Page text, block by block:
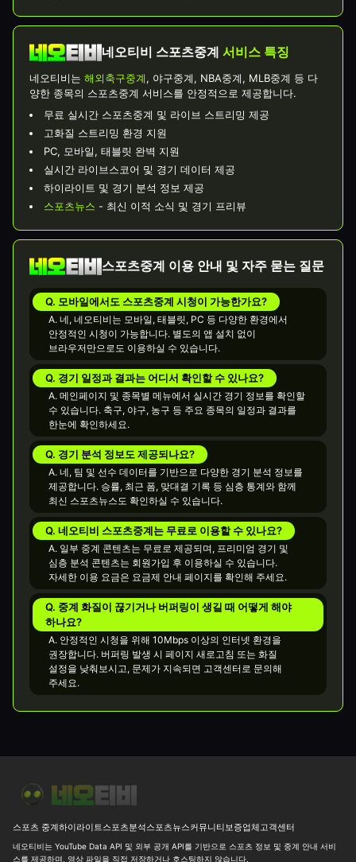
네오티비 스포츠중계 서비스 특징
네오티비는 해외축구중계, 야구중계, NBA중계, MLB중계 등 다
양한 종목의 스포츠중계 서비스를 안정적으로 제공합니다.
무료 실시간 스포츠중계 및 라이브 스트리밍 제공
고화질 스트리밍 환경 지원
PC, 모바일, 태블릿 완벽 지원
실시간 라이브스코어 및 경기 데이터 제공
하이라이트 및 경기 분석 정보 제공
스포츠뉴스 - 최신 이적 소식 및 경기 프리뷰
스포츠중계 이용 안내 및 자주 묻는 질문
Q. 모바일에서도 스포츠중계 시청이 가능한가요?
A. 네, 네오티비는 모바일, 태블릿, PC 등 다양한 환경에서
안정적인 시청이 가능합니다. 별도의 앱 설치 없이
브라우저만으로도 이용하실 수 있습니다.
Q. 경기 일정과 결과는 어디서 확인할 수 있나요?
A. 메인페이지 및 종목별 메뉴에서 실시간 경기 정보를 확인할
수 있습니다. 축구, 야구, 농구 등 주요 종목의 일정과 결과를
한눈에 확인하세요.
Q. 경기 분석 정보도 제공되나요?
A. 네, 팀 및 선수 데이터를 기반으로 다양한 경기 분석 정보를
제공합니다. 승률, 최근 폼, 맞대결 기록 등 심층 통계와 함께
최신 스포츠뉴스도 확인하실 수 있습니다.
Q. 네오티비 스포츠중계는 무료로 이용할 수 있나요?
A. 일부 중계 콘텐츠는 무료로 제공되며, 프리미엄 경기 및
심층 분석 콘텐츠는 회원가입 후 이용하실 수 있습니다.
자세한 이용 요금은 요금제 안내 페이지를 확인해 주세요.
Q. 중계 화질이 끊기거나 버퍼링이 생길 때 어떻게 해야
하나요?
A. 안정적인 시청을 위해 10Mbps 이상의 인터넷 환경을
권장합니다. 버퍼링 발생 시 페이지 새로고침 또는 화질
설정을 낮춰보시고, 문제가 지속되면 고객센터로 문의해
주세요.
스포츠 중계하이라이트스포츠분석스포츠뉴스커뮤니티보증업체고객센터
네오티비는 YouTube Data API 및 외부 공개 API를 기반으로 스포츠 정보 및 중계 안내 서비
스를 제공하며, 영상 파일을 직접 저장하거나 호스팅하지 않습니다.